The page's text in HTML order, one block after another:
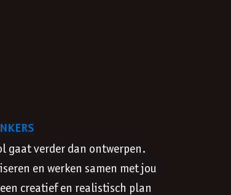
gaat verder dan ontwerpen.
en werken samen met jou
creatief en realistisch plan